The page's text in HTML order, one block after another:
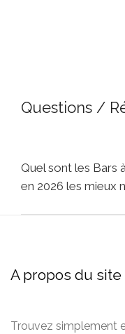
Questions /
Quel sont les Bars
en 2026 les mieux
A propos du site
Trouvez simplement